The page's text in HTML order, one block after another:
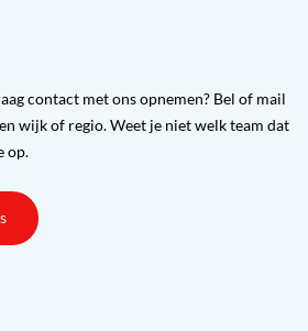
contact met ons opnemen? Bel of mail
wijk of regio. Weet je niet welk team dat
op.